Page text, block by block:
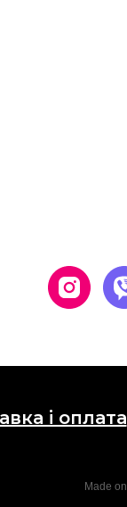
і оплата
Made on